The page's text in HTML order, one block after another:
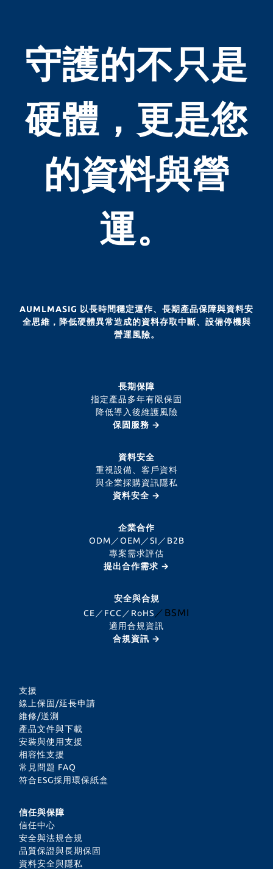
守護的不只是
硬體，更是您
的資料與營
運。
AUMLMASIG 以長時間穩定運作、長期產品保障與資料安
全思維，降低硬體異常造成的資料存取中斷、設備停機與
營運風險。
長期保障
指定產品多年有限保固
降低導入後維護風險
保固服務 →
資料安全
重視設備、客戶資料
與企業採購資訊隱私
資料安全 →
企業合作
ODM／OEM／SI／B2B
專案需求評估
提出合作需求 →
安全與合規
CE／FCC／RoHS ／BSMI
適用合規資訊
合規資訊 →
支援
線上保固/延長申請
維修/送測
產品文件與下載
安裝與使用支援
相容性支援
常見問題 FAQ
符合ESG採用環保紙盒
信任與保障
信任中心
安全與法規合規
品質保證與長期保固
資料安全與隱私